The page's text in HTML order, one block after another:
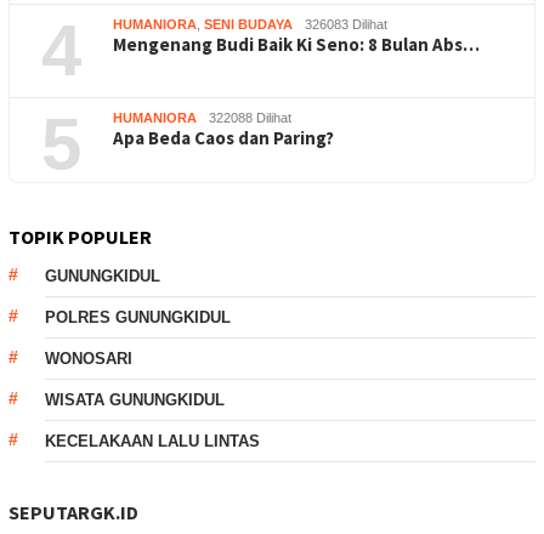
4 HUMANIORA SENI BUDAYA 326083 Dilihat
Mengenang Budi Baik Ki Seno: 8 Bulan Abs…
5 HUMANIORA 322088 Dilihat
Apa Beda Caos dan Paring?
TOPIK POPULER
GUNUNGKIDUL
POLRES GUNUNGKIDUL
WONOSARI
WISATA GUNUNGKIDUL
KECELAKAAN LALU LINTAS
SEPUTARGK.ID